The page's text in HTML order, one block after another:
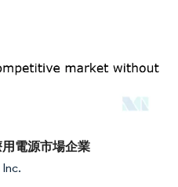
CC BY 4.0の表示が必要です。
電源市場企業